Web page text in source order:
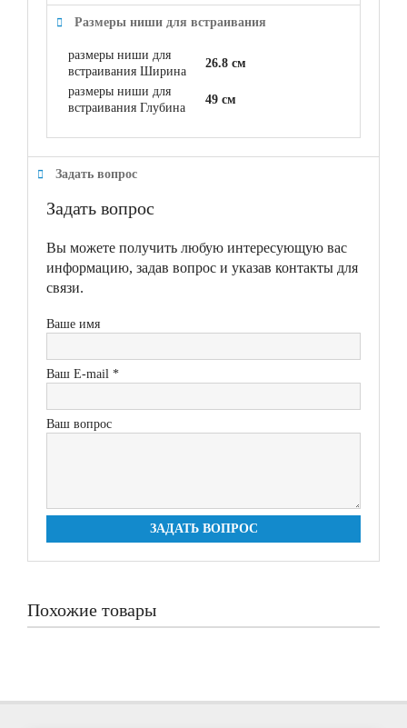
Размеры ниши для встраивания
размеры ниши для
встраивания Ширина
26.8 см
размеры ниши для
встраивания Глубина
49 см
Задать вопрос
Задать вопрос
Вы можете получить любую интересующую вас
информацию, задав вопрос и указав контакты для
связи.
Ваше имя
Ваш E-mail *
Ваш вопрос
ЗАДАТЬ ВОПРОС
Похожие товары